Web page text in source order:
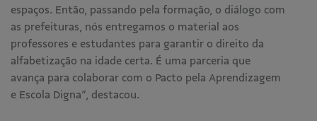
espaços. Então, passando pela formação, o diálogo com
as prefeituras, nós entregamos o material aos
professores e estudantes para garantir o direito da
alfabetização na idade certa. É uma parceria que
avança para colaborar com o Pacto pela Aprendizagem
e Escola Digna”, destacou.